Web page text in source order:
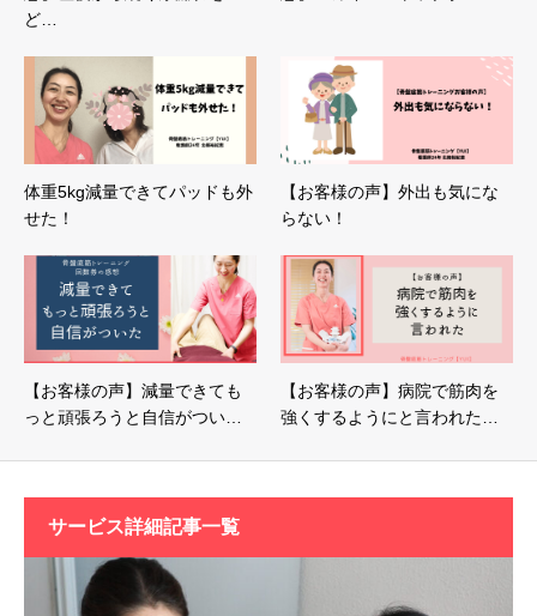
ど…
体重5kg減量できてパッドも外
せた！
【お客様の声】外出も気にな
らない！
【お客様の声】減量できても
っと頑張ろうと自信がつい…
【お客様の声】病院で筋肉を
強くするようにと言われた…
サービス詳細記事一覧